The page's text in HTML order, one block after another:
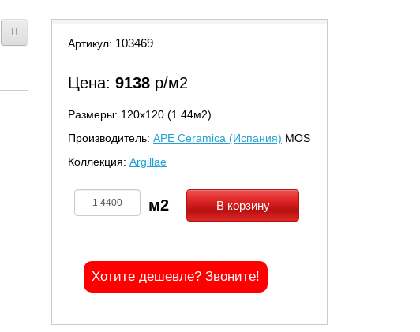
Артикул: 103469
Цена: 9138 р/м2
Размеры: 120х120 (1.44м2)
Производитель: APE Ceramica (Испания) MOS
Коллекция: Argillae
В корзину
Хотите дешевле? Звоните!